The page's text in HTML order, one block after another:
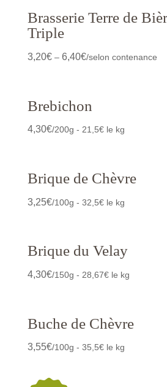
Brasserie Terre de
Triple
3,20€– 6,40€/selon contenance
Brebichon
4,30€/200g - 21,5€ le kg
Brique de Chèvre
3,25€/100g - 32,5€ le kg
Brique du Velay
4,30€/150g - 28,67€ le kg
Buche de Chèvre
3,55€/100g - 35,5€ le kg